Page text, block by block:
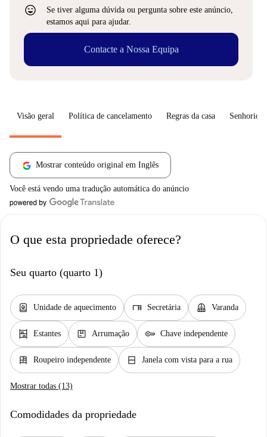
sentiment_very_satisfied
Se tiver alguma dúvida ou pergunta sobre este anúncio,
estamos aqui para ajudar.
Contacte a Nossa Equipa
Visão geral Política de cancelamento Regras da casa Senhorio
Mostrar conteúdo original em Inglês
Você está vendo uma tradução automática do anúncio
O que esta propriedade oferece?
Seu quarto (quarto 1)
water_heater Unidade de aquecimento desk Secretária balcony Varanda
shelves Estantes package Arrumação key Chave independente
dresser Roupeiro independente window_closed Janela com vista para a rua
Mostrar todas (13)
Comodidades da propriedade